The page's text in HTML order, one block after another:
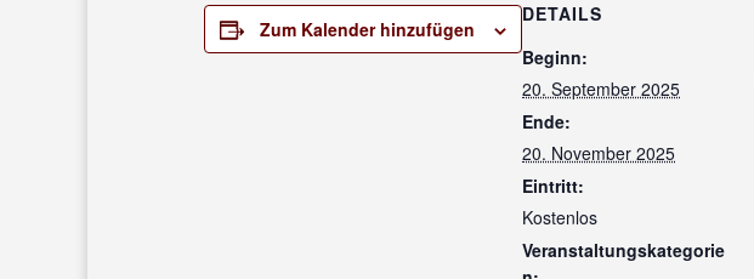
Zum Kalender hinzufügen
DETAILS
Beginn:
20. September 2025
Ende:
20. November 2025
Eintritt:
Kostenlos
Veranstaltungskategorie